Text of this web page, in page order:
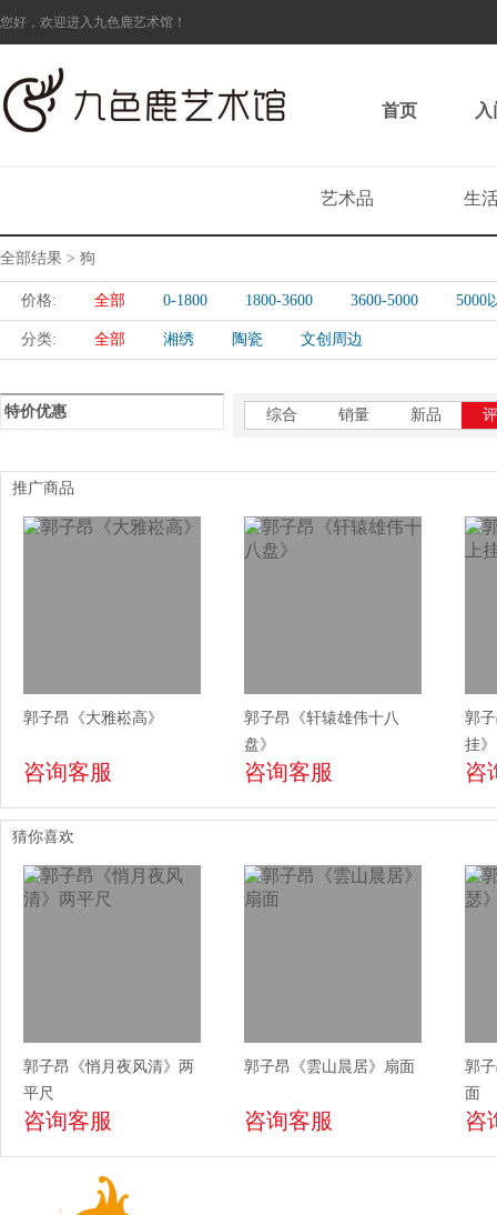
您好，欢迎进入九色鹿艺术馆！
首页
艺术品 生
全部结果 > 狗
价格: 全部 0-1800 1800-3600 3600-5000 5000
分类: 全部 湘绣 陶瓷 文创周边
特价优惠 综合 销量 新品
推广商品
郭子昂《大雅崧高》
咨询客服
郭子昂《轩辕雄伟十八
盘》
咨询客服
郭
挂》
咨
猜你喜欢
郭子昂《悄月夜风清》两
平尺
咨询客服
郭子昂《雲山晨居》扇面
咨询客服
郭
面
咨